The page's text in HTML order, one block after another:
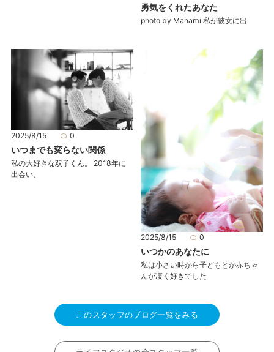
勇気をくれたあなた
photo by Manami 私が彼女に出
2025/8/15 0
いつまでも変らない関係
私の大好きな双子くん。 2018年に
出会い、
2025/8/15 0
いつかのあなたに
私は小さい時から子どもとか赤ちゃ
んが凄く好きでした
このスタッフのブログ一覧をみる